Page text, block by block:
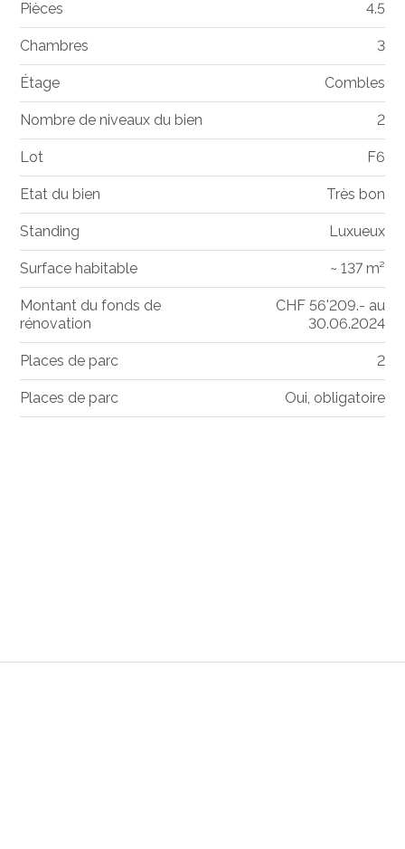
Pièces 4.5
Chambres 3
Étage Combles
Nombre de niveaux du bien 2
Lot F6
Etat du bien Très bon
Standing Luxueux
Surface habitable ~ 137 m²
Montant du fonds de
rénovation
CHF 56'209.- au
30.06.2024
Places de parc 2
Places de parc Oui, obligatoire